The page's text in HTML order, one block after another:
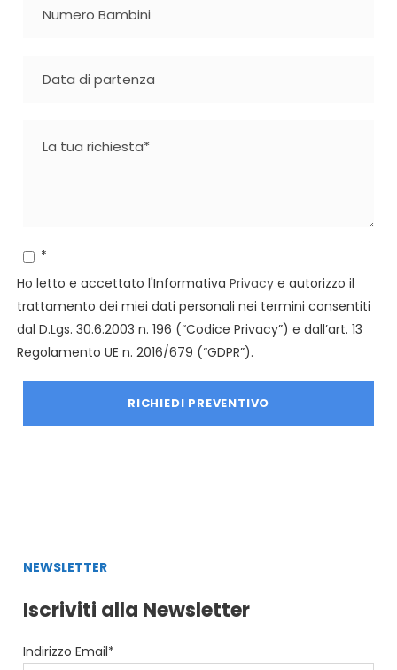
*
Ho letto e accettato l'Informativa Privacy e autorizzo il
trattamento dei miei dati personali nei termini consentiti
dal D.Lgs. 30.6.2003 n. 196 (“Codice Privacy”) e dall’art. 13
Regolamento UE n. 2016/679 (“GDPR”).
NEWSLETTER
Iscriviti alla Newsletter
Indirizzo Email*